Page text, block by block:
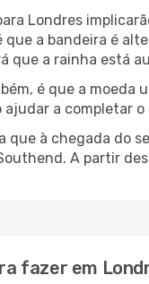
Londres
que a bandeira é
que a rainha está
é que a moeda
ajudar a completar
que à chegada do
A partir
fazer em